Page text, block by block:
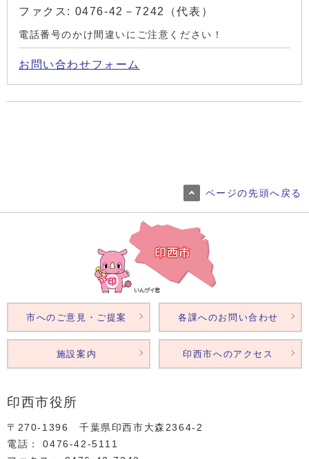
ファクス: 0476-42－7242（代表）
電話番号のかけ間違いにご注意ください！
お問い合わせフォーム
ページの先頭へ戻る
印西市役所
〒270-1396 千葉県印西市大森2364‐2
電話： 0476‐42‐5111
市へのご意見・ご提案 各課へのお問い合わせ
施設案内 印西市へのアクセス